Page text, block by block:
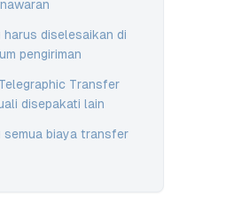
diselesaikan di
pengiriman
Transfer
disepakati lain
semua biaya transfer